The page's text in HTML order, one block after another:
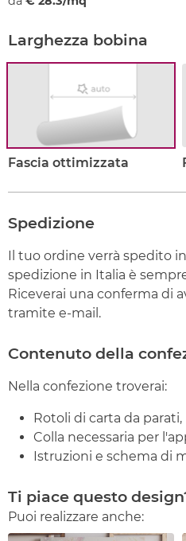
Larghezza bobina
Fascia ottimizzata
Spedizione
Il tuo ordine verrà spedito
spedizione in Italia è
Riceverai una conferma di
tramite e-mail.
Contenuto della
Nella confezione troverai:
Rotoli di carta da parati,
Colla necessaria per
Istruzioni e schema di
Ti piace questo
Puoi realizzare anche: